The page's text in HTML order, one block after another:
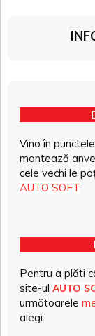
Vino în
montează
cele vechi le
AUTO SOFT
Pentru a plăti
site-ul AUTO
următoarele
alegi: